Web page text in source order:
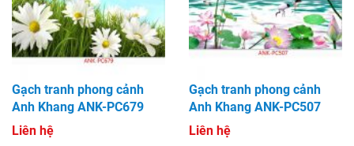
Gạch tranh phong cảnh
Anh Khang ANK-PC679
Liên hệ
Gạch tranh phong cảnh
Anh Khang ANK-PC507
Liên hệ